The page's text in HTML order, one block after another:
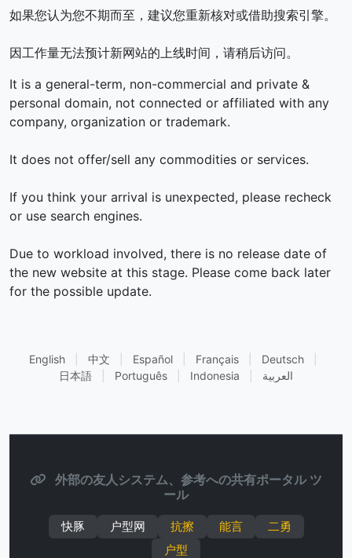
如果您认为您不期而至，建议您重新核对或借助搜索引擎。
因工作量无法预计新网站的上线时间，请稍后访问。
It is a general-term, non-commercial and private &
personal domain, not connected or affiliated with any
company, organization or trademark.
It does not offer/sell any commodities or services.
If you think your arrival is unexpected, please recheck
or use search engines.
Due to workload involved, there is no release date of
the new website at this stage. Please come back later
for the possible update.
English 中文 Español Français Deutsch
日本語
Português Indonesia العربية
外部の友人システム、参考への共有ポータル ツ
ール
快豚 户型网 抗擦 能言
二勇
户型